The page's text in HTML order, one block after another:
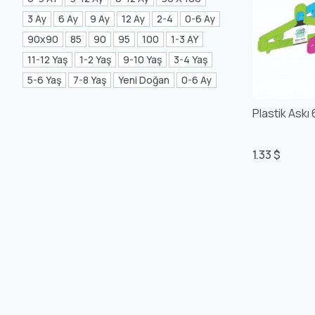
Mea Concept(20)
GLORIA Home
(21)
3 Ay
6 Ay 9 Ay 12 Ay 2-4
0-6 Ay
90x90
85 90 95 100
1-3 AY
11-12 Yaş
1-2 Yaş 9-10 Yaş
3-4 Yaş
5-6 Yaş
7-8 Yaş Yeni Doğan 0-6 Ay
Plastik Askı
1.33 $